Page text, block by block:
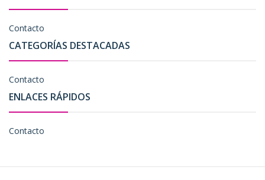
Contacto
CATEGORÍAS DESTACADAS
Contacto
ENLACES RÁPIDOS
Contacto